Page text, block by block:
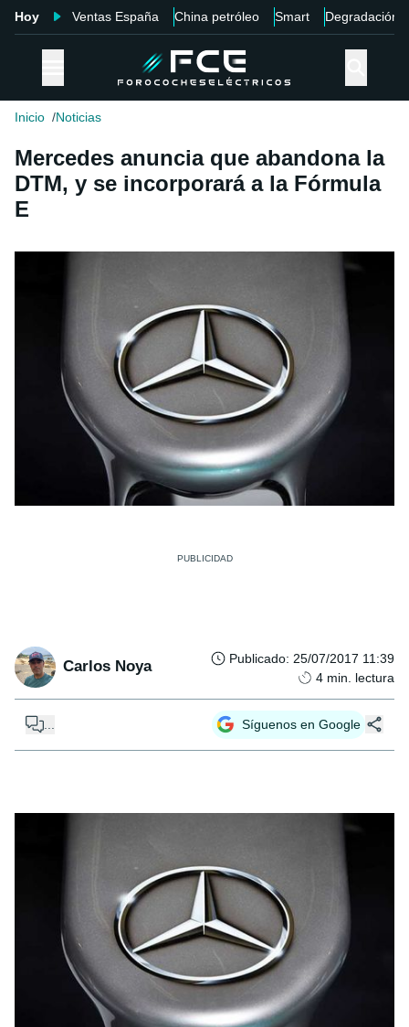
Hoy Ventas España China petróleo Smart Degradación
Inicio Noticias
Mercedes anuncia que abandona la
DTM, y se incorporará a la Fórmula
E
Carlos Noya Publicado: 25/07/2017 11:39
4 min. lectura
Síguenos en Google